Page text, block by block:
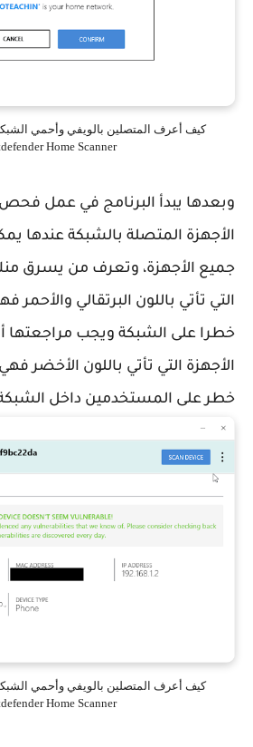
كيف أعرف المتصلين بالويفي وأحمي
Home Scanner
وبعدها يبدأ البرنامج في عمل
الأجهزة المتصلة بالشبكة عندها
جميع الأجهزة، وتعرف من يسرق منك
التي تأتي باللون البرتقالي
خطرا على الشبكة ويجب مراجعتها
الأجهزة التي تأتي باللون الأخضر
خطر على المستخدمين داخل
كيف أعرف المتصلين بالويفي وأحمي
Home Scanner